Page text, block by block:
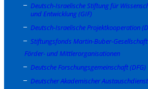
Deutsch-Israelische Stiftung für
und Entwicklung (GIF)
Deutsch-Israelische Projektkooperation
Stiftungsfonds Martin-Buber-Gesellschaft
Förder- und Mittlerorganisationen
Deutsche Forschungsgemeinschaft (DFG)
Deutscher Akademischer